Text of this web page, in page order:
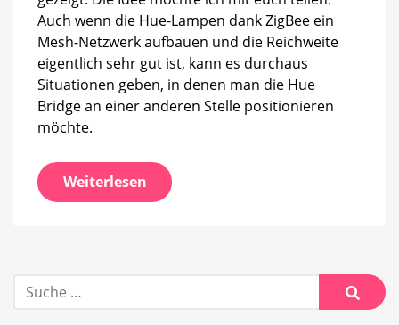
Strom
versorgen
Auch wenn die Hue-Lampen dank ZigBee ein
Mesh-Netzwerk aufbauen und die Reichweite
eigentlich sehr gut ist, kann es durchaus
Situationen geben, in denen man die Hue
Bridge an einer anderen Stelle positionieren
möchte.
Weiterlesen
nach:
Suche